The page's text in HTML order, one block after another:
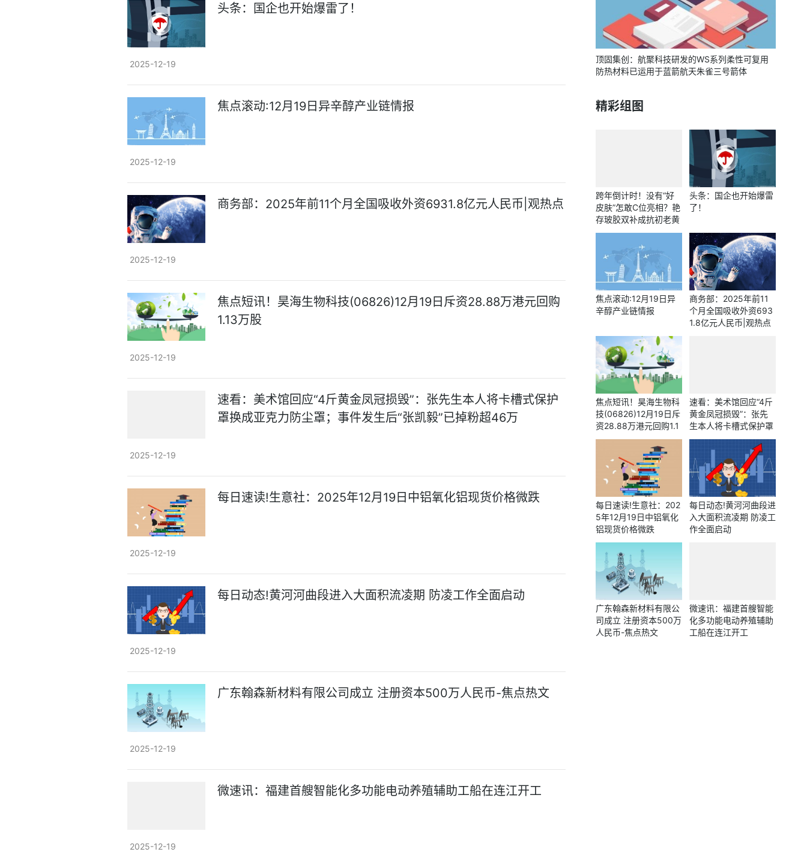
头条：国企也开始爆雷了！
2025-12-19
焦点滚动:12月19日异辛醇产业链情报
2025-12-19
商务部：2025年前11个月全国吸收外资6931.8亿元人民币|观热点
2025-12-19
焦点短讯！昊海生物科技(06826)12月19日斥资28.88万港元回购
1.13万股
2025-12-19
速看：美术馆回应“4斤黄金凤冠损毁”：张先生本人将卡槽式保护
罩换成亚克力防尘罩；事件发生后“张凯毅”已掉粉超46万
2025-12-19
每日速读!生意社：2025年12月19日中铝氧化铝现货价格微跌
2025-12-19
每日动态!黄河河曲段进入大面积流凌期 防凌工作全面启动
2025-12-19
广东翰森新材料有限公司成立 注册资本500万人民币-焦点热文
2025-12-19
微速讯：福建首艘智能化多功能电动养殖辅助工船在连江开工
2025-12-19
顶固集创：航聚科技研发的WS系列柔性可复用
防热材料已运用于蓝箭航天朱雀三号箭体
精彩组图
跨年倒计时！没有“好
皮肤”怎敢C位亮相？艳
存玻胶双补成抗初老黄
金法则
头条：国企也开始爆雷
了！
焦点滚动:12月19日异
辛醇产业链情报
商务部：2025年前11
个月全国吸收外资693
1.8亿元人民币|观热点
焦点短讯！昊海生物科
技(06826)12月19日斥
资28.88万港元回购1.1
3万股
速看：美术馆回应“4斤
黄金凤冠损毁”：张先
生本人将卡槽式保护罩
换成亚克力防尘罩；事
件发生后“张凯毅”已掉
粉超46万
每日速读!生意社：202
5年12月19日中铝氧化
铝现货价格微跌
每日动态!黄河河曲段进
入大面积流凌期 防凌工
作全面启动
广东翰森新材料有限公
司成立 注册资本500万
人民币-焦点热文
微速讯：福建首艘智能
化多功能电动养殖辅助
工船在连江开工